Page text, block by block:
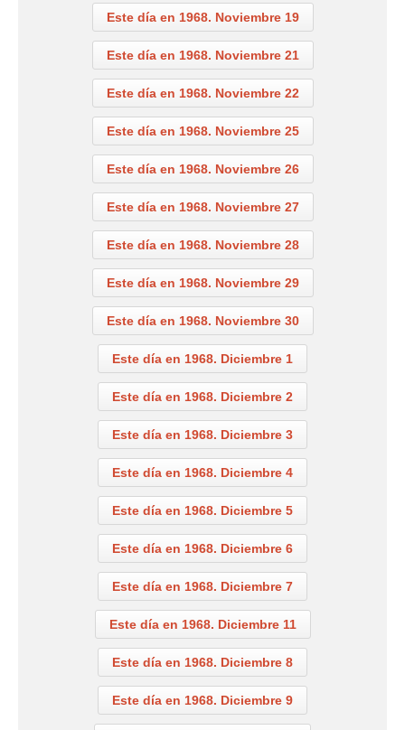
Este día en 1968. Noviembre 19
Este día en 1968. Noviembre 21
Este día en 1968. Noviembre 22
Este día en 1968. Noviembre 25
Este día en 1968. Noviembre 26
Este día en 1968. Noviembre 27
Este día en 1968. Noviembre 28
Este día en 1968. Noviembre 29
Este día en 1968. Noviembre 30
Este día en 1968. Diciembre 1
Este día en 1968. Diciembre 2
Este día en 1968. Diciembre 3
Este día en 1968. Diciembre 4
Este día en 1968. Diciembre 5
Este día en 1968. Diciembre 6
Este día en 1968. Diciembre 7
Este día en 1968. Diciembre 11
Este día en 1968. Diciembre 8
Este día en 1968. Diciembre 9